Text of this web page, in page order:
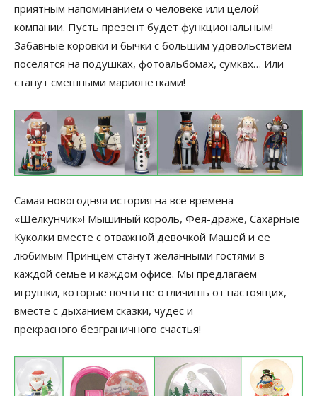
приятным напоминанием о человеке или целой
компании. Пусть презент будет функциональным!
Забавные коровки и бычки с большим удовольствием
поселятся на подушках, фотоальбомах, сумках… Или
станут смешными марионетками!
Самая новогодняя история на все времена –
«Щелкунчик»! Мышиный король, Фея-драже, Сахарные
Куколки вместе с отважной девочкой Машей и ее
любимым Принцем станут желанными гостями в
каждой семье и каждом офисе. Мы предлагаем
игрушки, которые почти не отличишь от настоящих,
вместе с дыханием сказки, чудес и
прекрасного безграничного счастья!